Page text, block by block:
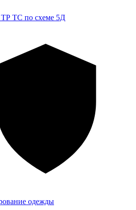
ТР ТС по схеме 5Д
одежды